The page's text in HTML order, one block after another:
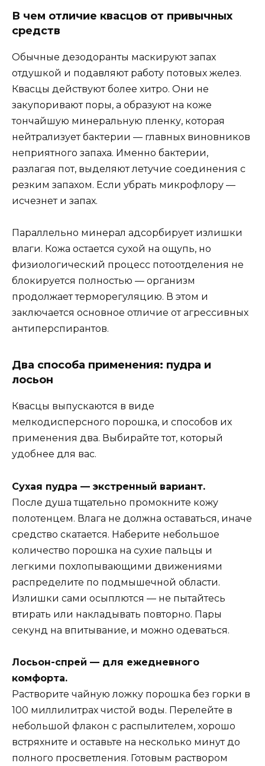
В чем отличие квасцов от привычных
средств
Обычные дезодоранты маскируют запах
отдушкой и подавляют работу потовых желез.
Квасцы действуют более хитро. Они не
закупоривают поры, а образуют на коже
тончайшую минеральную пленку, которая
нейтрализует бактерии — главных виновников
неприятного запаха. Именно бактерии,
разлагая пот, выделяют летучие соединения с
резким запахом. Если убрать микрофлору —
исчезнет и запах.
Параллельно минерал адсорбирует излишки
влаги. Кожа остается сухой на ощупь, но
физиологический процесс потоотделения не
блокируется полностью — организм
продолжает терморегуляцию. В этом и
заключается основное отличие от агрессивных
антиперспирантов.
Два способа применения: пудра и
лосьон
Квасцы выпускаются в виде
мелкодисперсного порошка, и способов их
применения два. Выбирайте тот, который
удобнее для вас.
Сухая пудра — экстренный вариант.
После душа тщательно промокните кожу
полотенцем. Влага не должна оставаться, иначе
средство скатается. Наберите небольшое
количество порошка на сухие пальцы и
легкими похлопывающими движениями
распределите по подмышечной области.
Излишки сами осыплются — не пытайтесь
втирать или накладывать повторно. Пары
секунд на впитывание, и можно одеваться.
Лосьон-спрей — для ежедневного
комфорта.
Растворите чайную ложку порошка без горки в
100 миллилитрах чистой воды. Перелейте в
небольшой флакон с распылителем, хорошо
встряхните и оставьте на несколько минут до
полного просветления. Готовым раствором